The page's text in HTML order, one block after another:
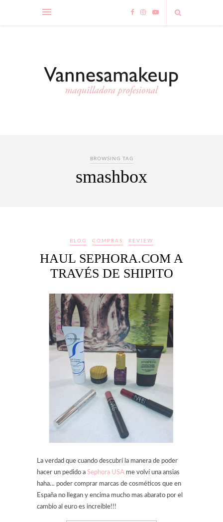
BROWSING TAG
smashbox
BLOG COMPRAS REVIEW
HAUL SEPHORA.COM A
TRAVÉS DE SHIPITO
La verdad que cuando descubrí la manera de poder
hacer un pedido a Sephora USA me volví una ansias
haha… poder comprar marcas de cosméticos que en
España no llegan y encima mucho mas abarato por el
cambio al euro es increíble!!!